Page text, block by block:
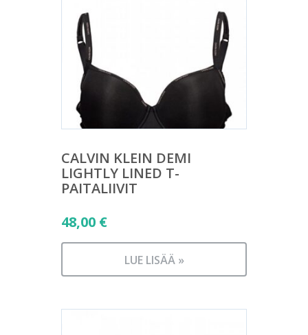
CALVIN KLEIN DEMI
LIGHTLY LINED T-
PAITALIIVIT
48,00 €
LUE LISÄÄ »